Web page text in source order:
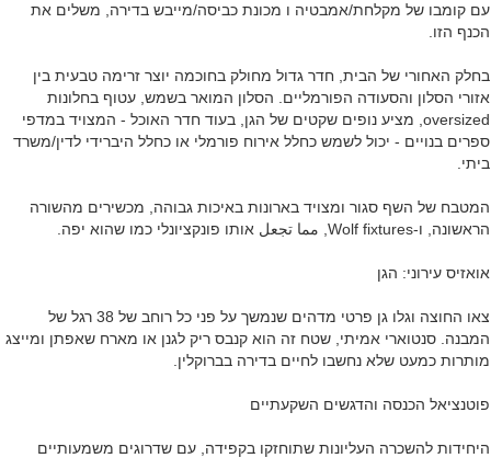
עם קומבו של מקלחת/אמבטיה ו מכונת כביסה/מייבש בדירה, משלים את
הכנף הזו.
בחלק האחורי של הבית, חדר גדול מחולק בחוכמה יוצר זרימה טבעית בין
אזורי הסלון והסעודה הפורמליים. הסלון המואר בשמש, עטוף בחלונות
oversized, מציע נופים שקטים של הגן, בעוד חדר האוכל - המצויד במדפי
ספרים בנויים - יכול לשמש כחלל אירוח פורמלי או כחלל היברידי לדין/משרד
ביתי.
המטבח של השף סגור ומצויד בארונות באיכות גבוהה, מכשירים מהשורה
הראשונה, ו-Wolf fixtures, مما تجعل אותו פונקציונלי כמו שהוא יפה.
אואזיס עירוני: הגן
צאו החוצה וגלו גן פרטי מדהים שנמשך על פני כל רוחב של 38 רגל של
המבנה. סנטוארי אמיתי, שטח זה הוא קנבס ריק לגנן או מארח שאפתן ומייצג
מותרות כמעט שלא נחשבו לחיים בדירה בברוקלין.
פוטנציאל הכנסה והדגשים השקעתיים
היחידות להשכרה העליונות שתוחזקו בקפידה, עם שדרוגים משמעותיים